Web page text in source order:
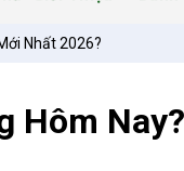
Nhất 2026?
Hôm